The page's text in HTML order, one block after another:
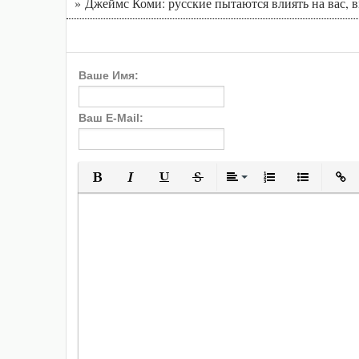
Ваше Имя:
Ваш E-Mail:
Полужирный
КурсивПодчеркнутый
Зачеркнутый